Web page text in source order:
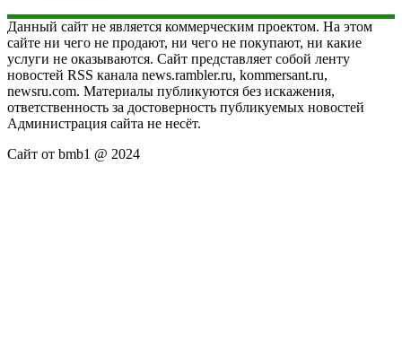
Данный сайт не является коммерческим проектом. На этом
сайте ни чего не продают, ни чего не покупают, ни какие
услуги не оказываются. Сайт представляет собой ленту
новостей RSS канала news.rambler.ru, kommersant.ru,
newsru.com. Материалы публикуются без искажения,
ответственность за достоверность публикуемых новостей
Администрация сайта не несёт.
Сайт от bmb1 @ 2024